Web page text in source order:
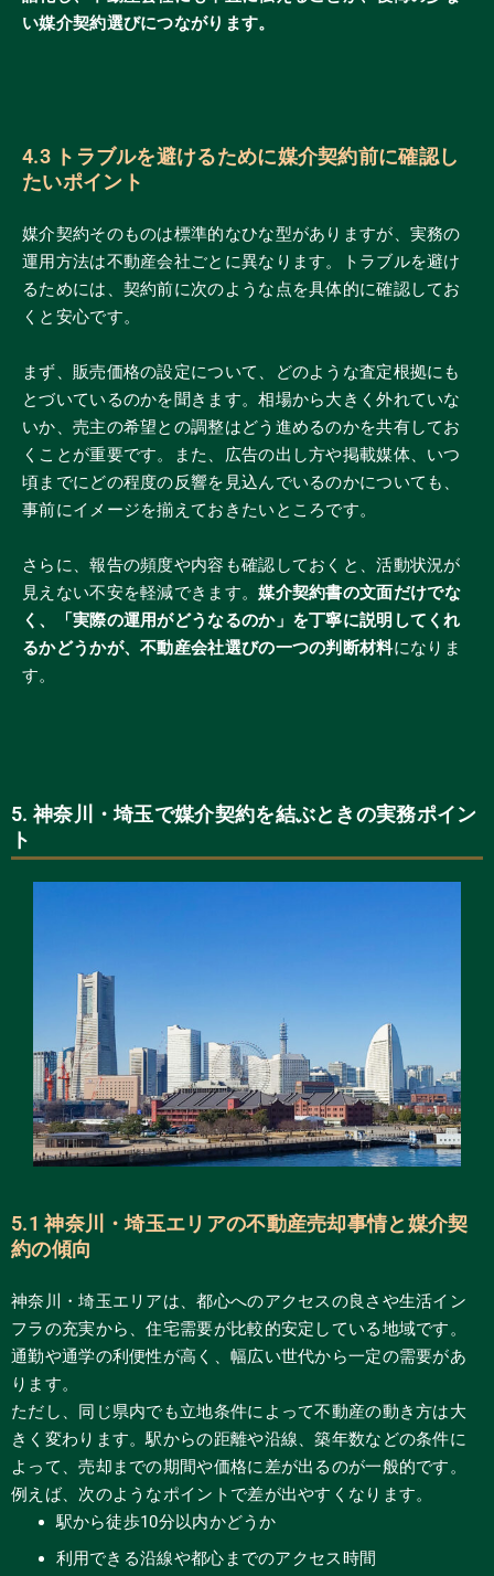
い媒介契約選びにつながります。
4.3 トラブルを避けるために媒介契約前に確認し
たいポイント
媒介契約そのものは標準的なひな型がありますが、実務の
運用方法は不動産会社ごとに異なります。トラブルを避け
るためには、契約前に次のような点を具体的に確認してお
くと安心です。
まず、販売価格の設定について、どのような査定根拠にも
とづいているのかを聞きます。相場から大きく外れていな
いか、売主の希望との調整はどう進めるのかを共有してお
くことが重要です。また、広告の出し方や掲載媒体、いつ
頃までにどの程度の反響を見込んでいるのかについても、
事前にイメージを揃えておきたいところです。
さらに、報告の頻度や内容も確認しておくと、活動状況が
見えない不安を軽減できます。媒介契約書の文面だけでな
く、「実際の運用がどうなるのか」を丁寧に説明してくれ
るかどうかが、不動産会社選びの一つの判断材料になりま
す。
5. 神奈川・埼玉で媒介契約を結ぶときの実務ポイン
ト
5.1 神奈川・埼玉エリアの不動産売却事情と媒介契
約の傾向
神奈川・埼玉エリアは、都心へのアクセスの良さや生活イン
フラの充実から、住宅需要が比較的安定している地域です。
通勤や通学の利便性が高く、幅広い世代から一定の需要があ
ります。
ただし、同じ県内でも立地条件によって不動産の動き方は大
きく変わります。駅からの距離や沿線、築年数などの条件に
よって、売却までの期間や価格に差が出るのが一般的です。
例えば、次のようなポイントで差が出やすくなります。
駅から徒歩10分以内かどうか
利用できる沿線や都心までのアクセス時間